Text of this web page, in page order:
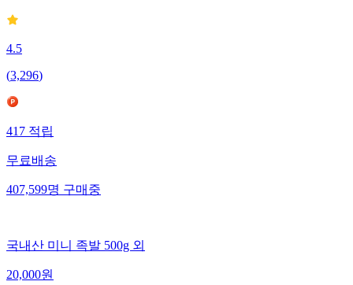
4.5
(3,296)
417 적립
무료배송
407,599명 구매중
국내산 미니 족발 500g 외
20,000원